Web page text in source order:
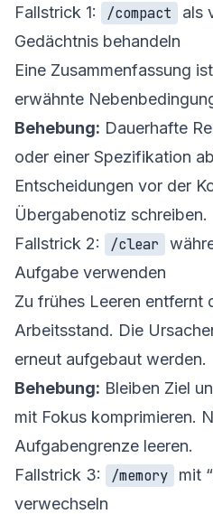
Fallstrick 1:
/compact
als
Gedächtnis behandeln
Eine Zusammenfassung
erwähnte
Behebung: Dauerhafte
oder einer Spezifikation
Entscheidungen vor der
Übergabenotiz schreiben.
Fallstrick 2:
/clear
Aufgabe verwenden
Zu frühes Leeren entfernt
Arbeitsstand. Die
erneut aufgebaut werden.
Behebung: Bleiben Ziel
mit Fokus komprimieren.
Aufgabengrenze leeren.
Fallstrick 3:
/memory
mit
verwechseln